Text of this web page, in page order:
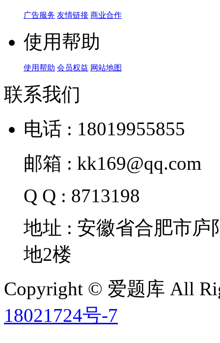
广告服务 友情链接 商业合作
使用帮助
使用帮助 会员权益 网站地图
联系我们
电话 : 18019955855
邮箱 : kk169@qq.com
Q Q : 8713198
地址 : 安徽省合肥市
地2楼
Copyright © 爱题库 All
18021724号-7